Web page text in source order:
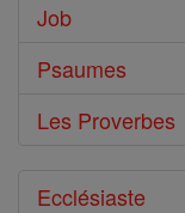
Job
Psaumes
Les Proverbes
Ecclésiaste